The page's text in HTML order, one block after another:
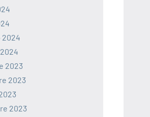
2024
2023
2023
2023